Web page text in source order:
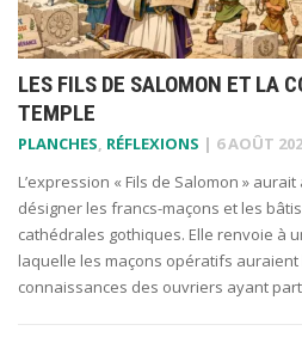
LES FILS DE SALOMON ET LA
TEMPLE
PLANCHES, RÉFLEXIONS | 6 AOÛT
L’expression « Fils de Salomon »
désigner les francs-maçons et les
cathédrales gothiques. Elle renvoie à
laquelle les maçons opératifs
connaissances des ouvriers ayant